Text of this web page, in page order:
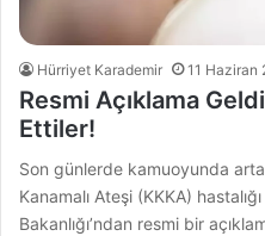
Hürriyet Karademir 11 Haziran
Resmi Açıklama
Ettiler!
Son günlerde kamuoyunda
Kanamalı Ateşi (KKKA)
Bakanlığı’ndan resmi bir